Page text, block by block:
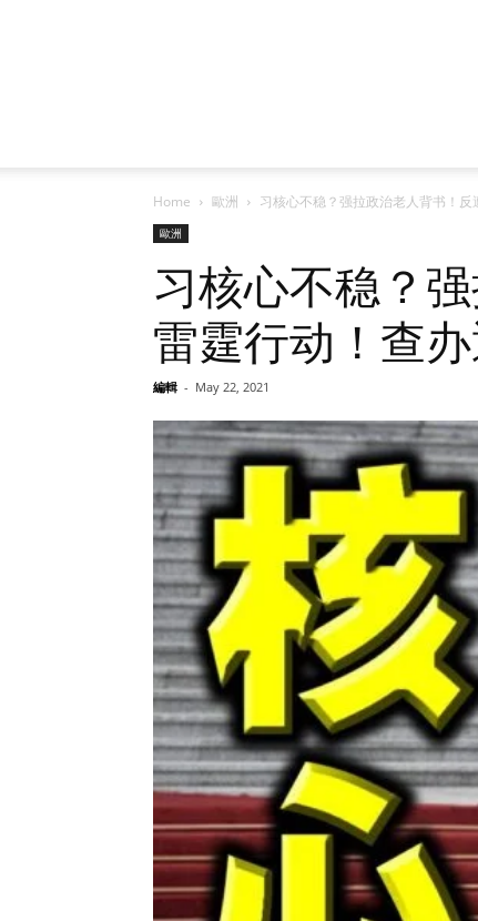
Home 歐洲 习核心不稳？强拉政治老人背书！
歐洲
习核心不稳？
雷霆行动！查
編輯 - May 22, 2021